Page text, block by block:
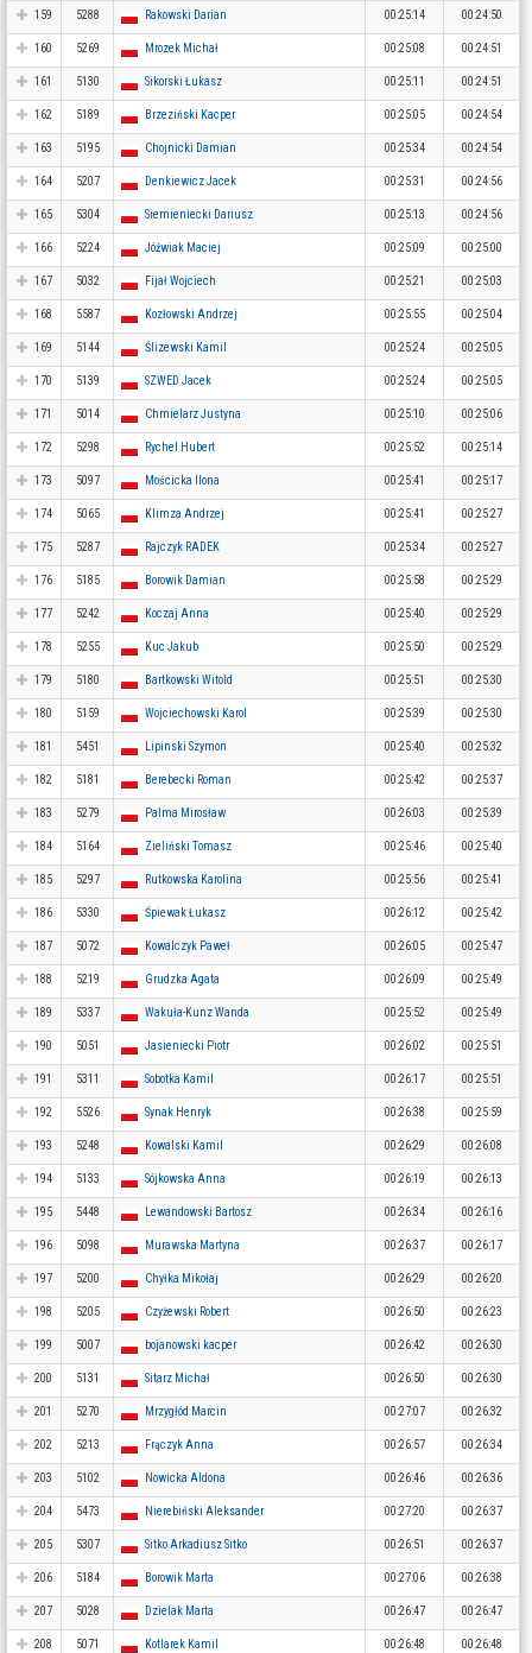
159 5288 Rakowski Darian 00:25:14 00:24:50
160 5269 Mrozek Michał 00:25:08 00:24:51
161 5130 Sikorski Łukasz 00:25:11 00:24:51
162 5189 Brzeziński Kacper 00:25:05 00:24:54
163 5195 Chojnicki Damian 00:25:34 00:24:54
164 5207 Denkiewicz Jacek 00:25:31 00:24:56
165 5304 Siemieniecki Dariusz 00:25:13 00:24:56
166 5224 Jóźwiak Maciej 00:25:09 00:25:00
167 5032 Fijał Wojciech 00:25:21 00:25:03
168 5587 Kozłowski Andrzej 00:25:55 00:25:04
169 5144 Ślizewski Kamil 00:25:24 00:25:05
170 5139 SZWED Jacek 00:25:24 00:25:05
171 5014 Chmielarz Justyna 00:25:10 00:25:06
172 5298 Rychel Hubert 00:25:52 00:25:14
173 5097 Mościcka Ilona 00:25:41 00:25:17
174 5065 Klimza Andrzej 00:25:41 00:25:27
175 5287 Rajczyk RADEK 00:25:34 00:25:27
176 5185 Borowik Damian 00:25:58 00:25:29
177 5242 Koczaj Anna 00:25:40 00:25:29
178 5255 Kuc Jakub 00:25:50 00:25:29
179 5180 Bartkowski Witold 00:25:51 00:25:30
180 5159 Wojciechowski Karol 00:25:39 00:25:30
181 5451 Lipinski Szymon 00:25:40 00:25:32
182 5181 Berebecki Roman 00:25:42 00:25:37
183 5279 Palma Mirosław 00:26:03 00:25:39
184 5164 Zieliński Tomasz 00:25:46 00:25:40
185 5297 Rutkowska Karolina 00:25:56 00:25:41
186 5330 Śpiewak Łukasz 00:26:12 00:25:42
187 5072 Kowalczyk Paweł 00:26:05 00:25:47
188 5219 Grudzka Agata 00:26:09 00:25:49
189 5337 Wakuła-Kunz Wanda 00:25:52 00:25:49
190 5051 Jasieniecki Piotr 00:26:02 00:25:51
191 5311 Sobotka Kamil 00:26:17 00:25:51
192 5526 Synak Henryk 00:26:38 00:25:59
193 5248 Kowalski Kamil 00:26:29 00:26:08
194 5133 Sójkowska Anna 00:26:19 00:26:13
195 5448 Lewandowski Bartosz 00:26:34 00:26:16
196 5098 Murawska Martyna 00:26:37 00:26:17
197 5200 Chyłka Mikołaj 00:26:29 00:26:20
198 5205 Czyżewski Robert 00:26:50 00:26:23
199 5007 bojanowski kacper 00:26:42 00:26:30
200 5131 Sitarz Michał 00:26:50 00:26:30
201 5270 Mrzygłód Marcin 00:27:07 00:26:32
202 5213 Frączyk Anna 00:26:57 00:26:34
203 5102 Nowicka Aldona 00:26:46 00:26:36
204 5473 Nierebiński Aleksander 00:27:20 00:26:37
205 5307 Sitko Arkadiusz Sitko 00:26:51 00:26:37
206 5184 Borowik Marta 00:27:06 00:26:38
207 5028 Dzielak Marta 00:26:47 00:26:47
208 5071 Kotlarek Kamil 00:26:48 00:26:48